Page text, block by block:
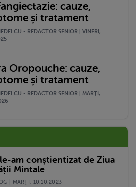
cauze,
și tratament
- REDACTOR SENIOR | VINERI,
Oropouche: cauze,
și tratament
- REDACTOR SENIOR | MARŢI,
am conștientizat de Ziua
Mintale
| MARŢI, 10.10.2023